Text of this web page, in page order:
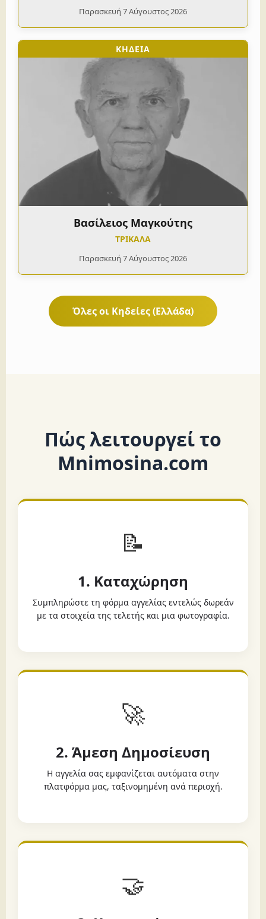
Παρασκευή 7 Αύγουστος 2026
ΚΗΔΕΙΑ
Βασίλειος Μαγκούτης
ΤΡΙΚΑΛΑ
Παρασκευή 7 Αύγουστος 2026
Όλες οι Κηδείες (Ελλάδα)
Πώς λειτουργεί το
Mnimosina.com
📝
1. Καταχώρηση
Συμπληρώστε τη φόρμα αγγελίας εντελώς δωρεάν
με τα στοιχεία της τελετής και μια φωτογραφία.
🚀
2. Άμεση Δημοσίευση
Η αγγελία σας εμφανίζεται αυτόματα στην
πλατφόρμα μας, ταξινομημένη ανά περιοχή.
🤝